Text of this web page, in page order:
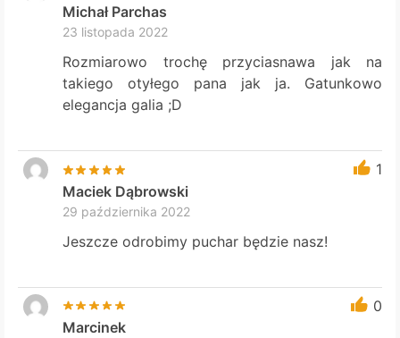
Michał Parchas
23 listopada 2022
Rozmiarowo trochę przyciasnawa jak na
takiego otyłego pana jak ja. Gatunkowo
elegancja galia ;D
1
Maciek Dąbrowski
29 października 2022
Jeszcze odrobimy puchar będzie nasz!
0
Marcinek